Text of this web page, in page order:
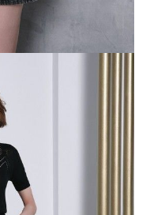
шелковистой пряжи
ажурного переплетения и
индивидуальность
и кулирной глади
рекомендаций по